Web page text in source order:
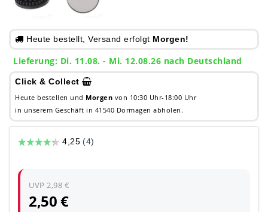
Heute bestellt, Versand erfolgt Morgen!
Lieferung: Di. 11.08. - Mi. 12.08.26 nach Deutschland
Click & Collect
Heute bestellen und Morgen von 10:30 Uhr-18:00 Uhr
in unserem Geschäft in 41540 Dormagen abholen.
UVP 2,98 €
2,50 €